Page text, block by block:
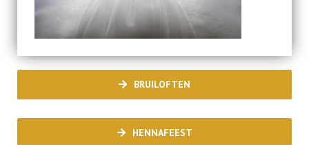
BRUILOFTEN
HENNAFEEST